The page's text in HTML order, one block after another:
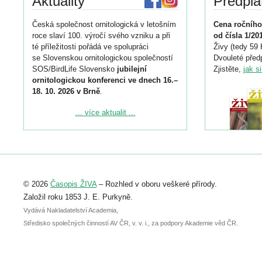
Česká společnost ornitologická v letošním
roce slaví 100. výročí svého vzniku a při
té příležitosti pořádá ve spolupráci
se Slovenskou ornitologickou společností
SOS/BirdLife Slovensko jubilejní
ornitologickou konferenci ve dnech 16.–
18. 10. 2026 v Brně.
Podrobnější informace ke konferenci
Registrovat se můžete do 6. září.
abstraktu přihlášené přednášky nebo
posteru je už 30. června.
... více aktualit ...
Cena
od čísla 1/
Živy (tedy 59
Dvouleté
Zjistěte, jak
© 2026 Časopis ŽIVA– Rozhled v oboru veškeré přírody.
Založil roku 1853 J. E. Purkyně.
Vydává Nakladatelství Academia,
Středisko společných činností AV ČR, v. v. i., za podpory Akademie věd ČR.